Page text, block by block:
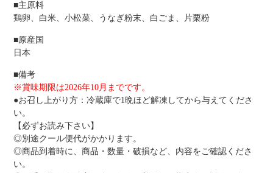
■主原料
鶏卵、白米、小松菜、うなぎ粉末、白ごま、片栗粉
■原産国
日本
■備考
※賞味期限は2026年10月までです。
●お召し上がり方：冷蔵庫で1晩ほど解凍してから与えてくださ
い。
【必ずお読み下さい】
◎別途クール便代がかかります。
◎商品到着時に、商品・数量・破損など、内容をご確認くださ
い。